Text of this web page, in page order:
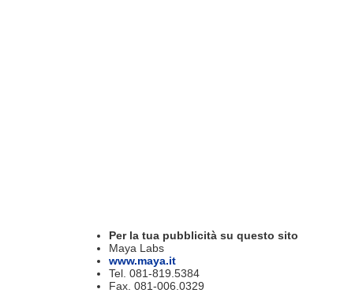
Per la tua pubblicità su questo sito
Maya Labs
www.maya.it
Tel. 081-819.5384
Fax. 081-006.0329